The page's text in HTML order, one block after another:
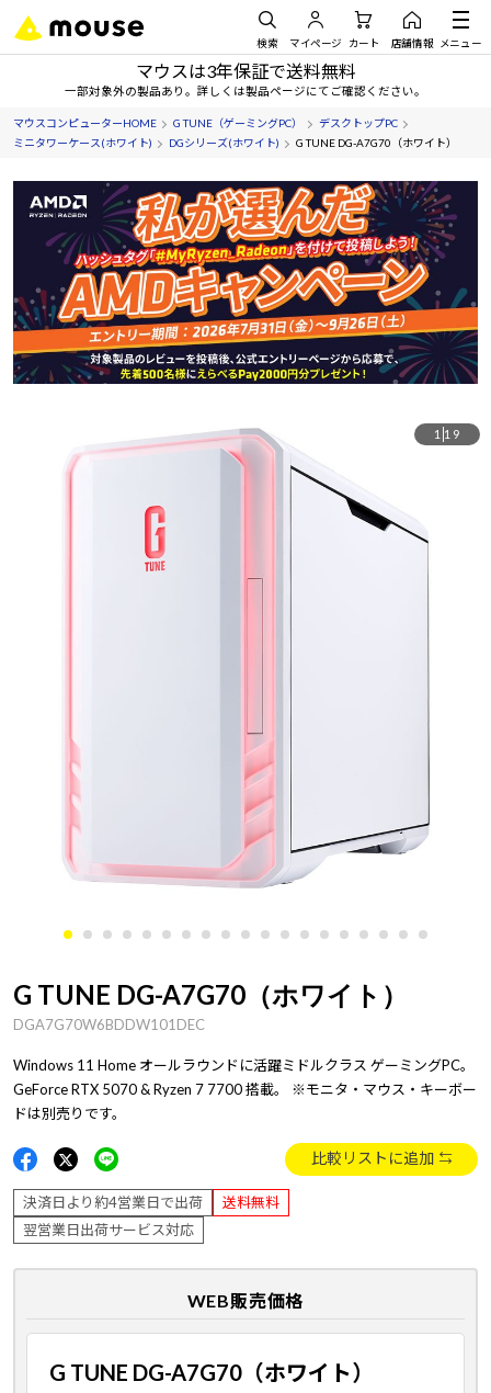
検索 マイページ カート 店舗情報 メニュー
マウスは3年保証で送料無料
一部対象外の製品あり。詳しくは製品ページにてご確認ください。
マウスコンピューターHOME G TUNE（ゲーミングPC）
デスクトップPC
ミニタワーケース(ホワイト)
DGシリーズ(ホワイト) G TUNE DG-A7G70（ホワイト）
1 19
G TUNE DG-A7G70（ホワイト）
DGA7G70W6BDDW101DEC
Windows 11 Home オールラウンドに活躍ミドルクラス ゲーミングPC。
GeForce RTX 5070 & Ryzen 7 7700 搭載。 ※モニタ・マウス・キーボー
ドは別売りです。
比較リストに追加
決済日より約4営業日で出荷
送料無料
翌営業日出荷サービス対応
WEB販売価格
G TUNE DG-A7G70（ホワイト）